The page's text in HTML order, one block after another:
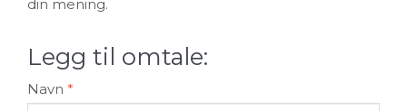
din mening.
Legg til omtale:
Navn